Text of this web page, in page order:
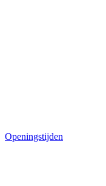
Openingstijden